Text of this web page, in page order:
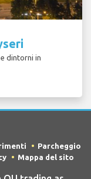
dintorni in
Parcheggio
Mappa del sito